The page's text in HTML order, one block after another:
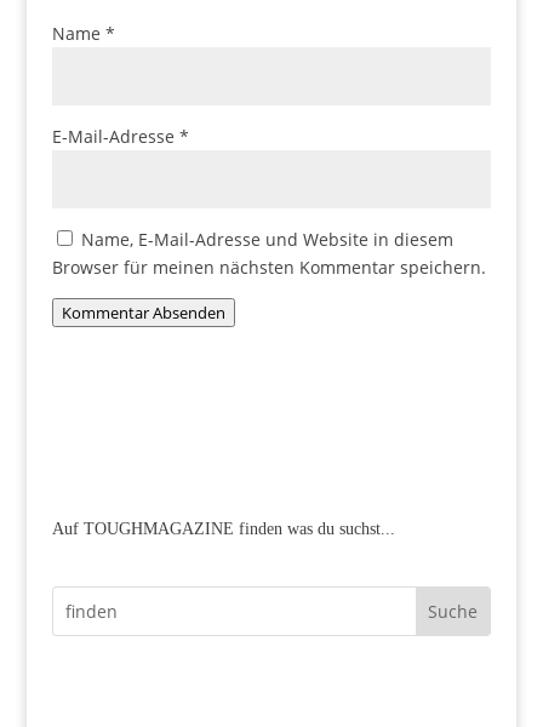
Name *
E-Mail-Adresse *
Name, E-Mail-Adresse und Website in diesem
Browser für meinen nächsten Kommentar speichern.
Kommentar Absenden
Auf TOUGHMAGAZINE finden was du suchst...